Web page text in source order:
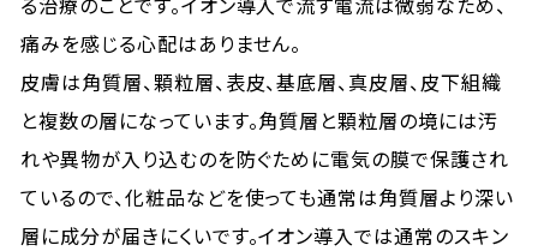
痛みを感じる心配はありません。
皮膚は角質層、顆粒層、表皮、基底層、真皮層、皮下組織
と複数の層になっています。角質層と顆粒層の境には汚
れや異物が入り込むのを防ぐために電気の膜で保護され
ているので、化粧品などを使っても通常は角質層より深い
層に成分が届きにくいです。イオン導入では通常のスキン